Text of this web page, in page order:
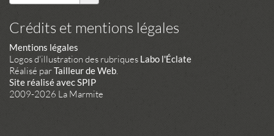
Crédits et mentions légales
Mentions légales
Logos d'illustration des rubriques Labo l'Éclate
Réalisé parTailleur de Web
Site réalisé avec SPIP
2009-2026 La Marmite